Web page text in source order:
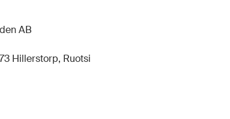
AB
Hillerstorp, Ruotsi